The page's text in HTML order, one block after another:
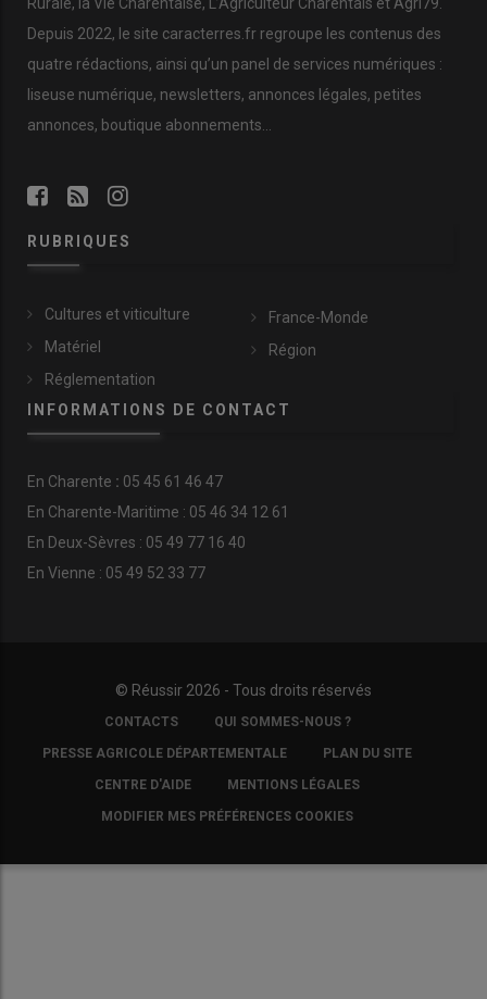
Depuis 2022, le site caracterres.fr regroupe les contenus des
quatre rédactions, ainsi qu’un panel de services numériques :
liseuse numérique, newsletters, annonces légales, petites
annonces, boutique abonnements…
RUBRIQUES
Cultures et viticulture
Matériel
Réglementation
France-Monde
Région
INFORMATIONS DE CONTACT
En Charente : 05 45 61 46 47
En Charente-Maritime : 05 46 34 12 61
En Deux-Sèvres : 05 49 77 16 40
En Vienne : 05 49 52 33 77
© Réussir 2026 - Tous droits réservés
COPYRIGHTCONTACTS QUI SOMMES-NOUS ?
PRESSE AGRICOLE DÉPARTEMENTALE PLAN DU SITE
CENTRE D'AIDE MENTIONS LÉGALES
MODIFIER MES PRÉFÉRENCES COOKIES